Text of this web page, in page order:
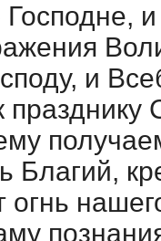
и
Благий,
огнь